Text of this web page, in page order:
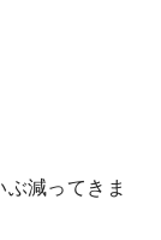
減ってきま